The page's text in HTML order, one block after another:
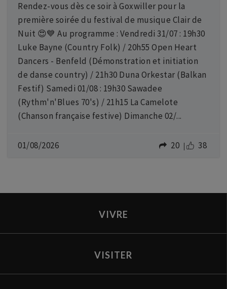
Rendez-vous dès ce soir à Goxwiller pour la
première soirée du festival de musique Clair de
Nuit 😍💙 Au programme : Vendredi 31/07 : 19h30
Luke Bayne (Country Folk) / 20h55 Open Heart
Dancers - Benfeld (Démonstration et initiation
de danse country) / 21h30 Duna Orkestar (Balkan
Festif) Samedi 01/08 : 19h30 Sawadee
(Rythm'n'Blues 70's) / 21h15 La Camelote
(Chanson française festive) Dimanche 02/...
01/08/2026 38
20
VIVRE
VISITER